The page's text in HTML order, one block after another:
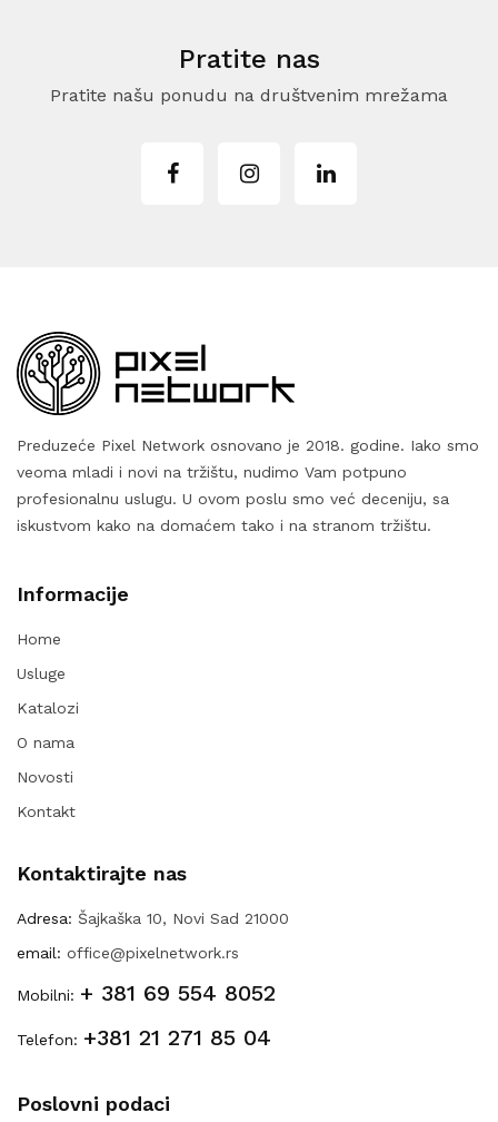
Pratite nas
Pratite našu ponudu na društvenim mrežama
Preduzeće Pixel Network osnovano je 2018. godine. Iako smo
veoma mladi i novi na tržištu, nudimo Vam potpuno
profesionalnu uslugu. U ovom poslu smo već deceniju, sa
iskustvom kako na domaćem tako i na stranom tržištu.
Informacije
Home
Usluge
Katalozi
O nama
Novosti
Kontakt
Kontaktirajte nas
Adresa: Šajkaška 10, Novi Sad 21000
email: office@pixelnetwork.rs
Mobilni: + 381 69 554 8052
Telefon: +381 21 271 85 04
Poslovni podaci